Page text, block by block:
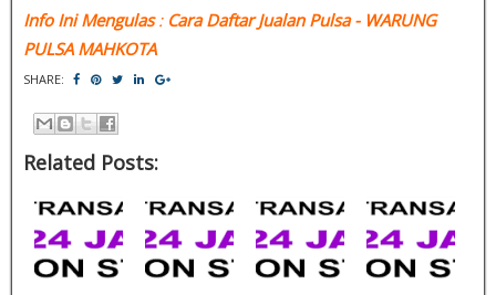
Info Ini Mengulas: Cara Daftar Jualan Pulsa- WARUNG
PULSA MAHKOTA
SHARE:
Related Posts: